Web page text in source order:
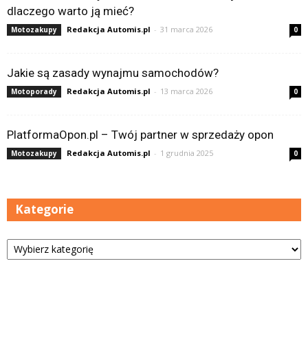
dlaczego warto ją mieć?
Motozakupy Redakcja Automis.pl - 31 marca 2026 0
Jakie są zasady wynajmu samochodów?
Motoporady Redakcja Automis.pl - 13 marca 2026 0
PlatformaOpon.pl – Twój partner w sprzedaży opon
Motozakupy Redakcja Automis.pl - 1 grudnia 2025 0
Kategorie
Kategorie